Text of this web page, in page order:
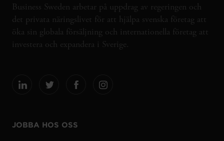
Business Sweden arbetar på uppdrag av regeringen och
det privata näringslivet för att hjälpa svenska företag att
öka sin globala försäljning och internationella företag att
investera och expandera i Sverige.
JOBBA HOS OSS